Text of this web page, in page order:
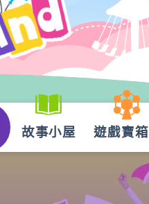
故事小屋 遊戲寶箱